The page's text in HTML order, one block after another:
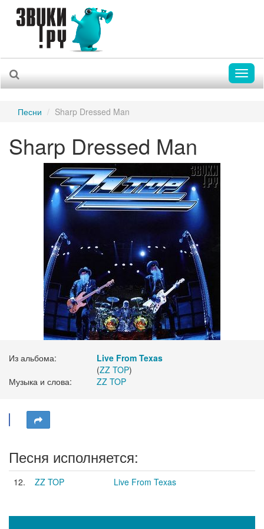
Песни Sharp Dressed Man
Sharp Dressed Man
Из альбома:
Live From Texas
(ZZ TOP)
Музыка и слова:
ZZ TOP
Песня исполняется:
12. ZZ TOP Live From Texas